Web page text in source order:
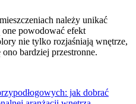
należy unikać
powodować efekt
nie tylko rozjaśniają wnętrze,
bardziej przestronne.
jak dobrać